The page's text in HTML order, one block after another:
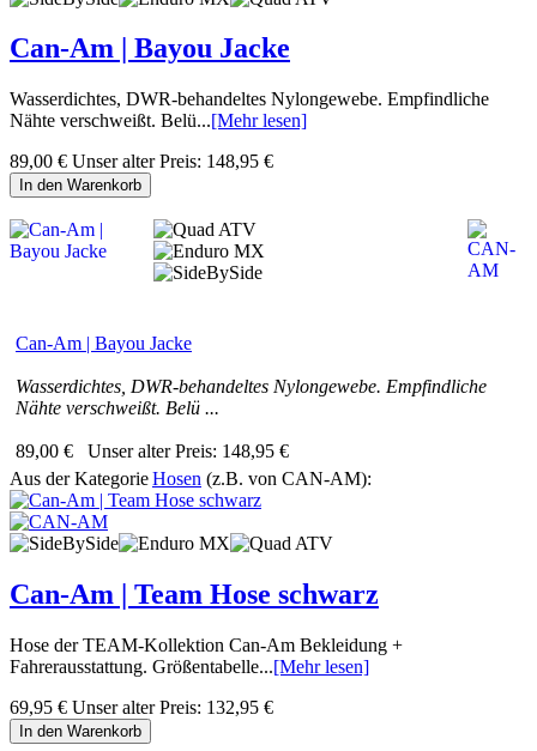
Can-Am | Bayou Jacke
Wasserdichtes, DWR-behandeltes Nylongewebe. Empfindliche
Nähte verschweißt. Belü...[Mehr lesen]
89,00 € Unser alter Preis: 148,95 €
In den Warenkorb
Can-Am | Bayou Jacke
Wasserdichtes, DWR-behandeltes Nylongewebe. Empfindliche
Nähte verschweißt. Belü ...
89,00 € Unser alter Preis: 148,95 €
Aus der KategorieHosen (z.B. von CAN-AM):
Can-Am | Team Hose schwarz
Hose der TEAM-Kollektion Can-Am Bekleidung +
Fahrerausstattung. Größentabelle...[Mehr lesen]
69,95 € Unser alter Preis: 132,95 €
In den Warenkorb